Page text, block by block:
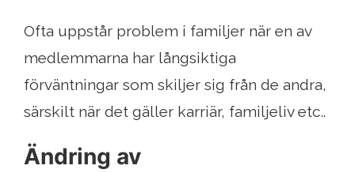
Ofta uppstår problem i familjer när en av
medlemmarna har långsiktiga
förväntningar som skiljer sig från de andra,
särskilt när det gäller karriär, familjeliv etc..
Ändring av